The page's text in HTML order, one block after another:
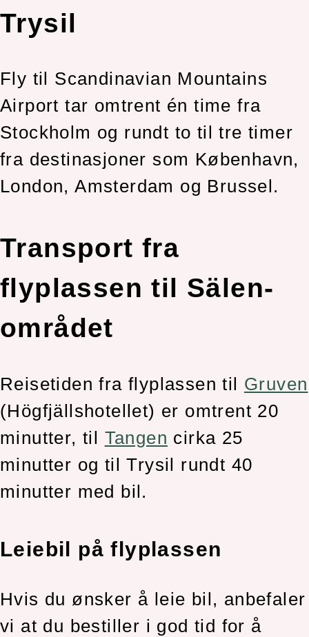
Trysil
Fly til Scandinavian Mountains
Airport tar omtrent én time fra
Stockholm og rundt to til tre timer
fra destinasjoner som København,
London, Amsterdam og Brussel.
Transport fra
flyplassen til Sälen-
området
Reisetiden fra flyplassen til Gruven
(Högfjällshotellet) er omtrent 20
minutter, til Tangen cirka 25
minutter og til Trysil rundt 40
minutter med bil.
Leiebil på flyplassen
Hvis du ønsker å leie bil, anbefaler
vi at du bestiller i god tid for å